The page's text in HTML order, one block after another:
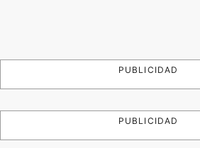
PUBLICIDAD
PUBLICIDAD